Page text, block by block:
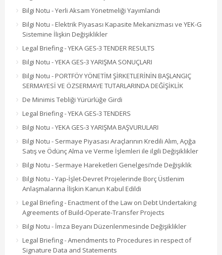
Bilgi Notu - Yerli Aksam Yönetmeliği Yayımlandı
Bilgi Notu - Elektrik Piyasası Kapasite Mekanizması ve YEK-G
Sistemine İlişkin Değişiklikler
Legal Briefing - YEKA GES-3 TENDER RESULTS
Bilgi Notu - YEKA GES-3 YARIŞMA SONUÇLARI
Bilgi Notu - PORTFÖY YÖNETİM ŞİRKETLERİNİN BAŞLANGIÇ
SERMAYESİ VE ÖZSERMAYE TUTARLARINDA DEĞİŞİKLİK
De Minimis Tebliği Yürürlüğe Girdi
Legal Briefing - YEKA GES-3 TENDERS
Bilgi Notu - YEKA GES-3 YARIŞMA BAŞVURULARI
Bilgi Notu - Sermaye Piyasası Araçlarının Kredili Alım, Açığa
Satış ve Ödünç Alma ve Verme İşlemleri ile ilgili Değişiklikler
Bilgi Notu - Sermaye Hareketleri Genelgesi’nde Değişiklik
Bilgi Notu - Yap-İşlet-Devret Projelerinde Borç Üstlenim
Anlaşmalarına İlişkin Kanun Kabul Edildi
Legal Briefing - Enactment of the Law on Debt Undertaking
Agreements of Build-Operate-Transfer Projects
Bilgi Notu - İmza Beyanı Düzenlenmesinde Değişiklikler
Legal Briefing - Amendments to Procedures in respect of
Signature Data and Statements